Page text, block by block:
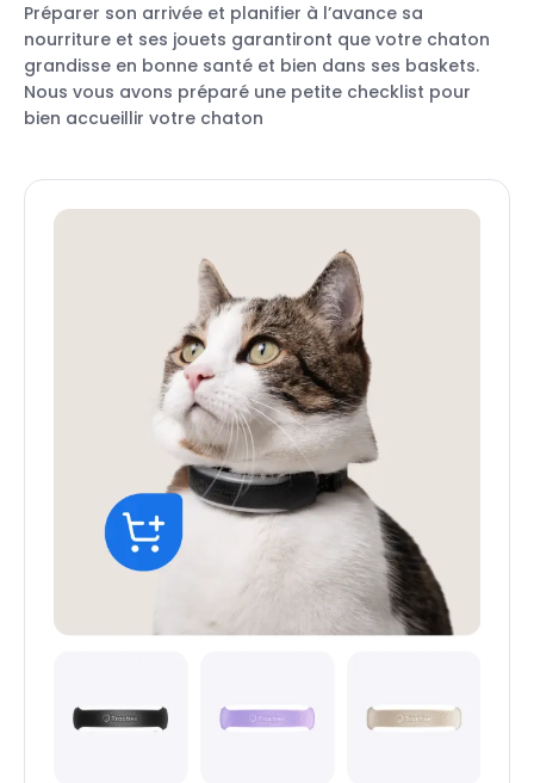
Préparer son arrivée et planifier à l’avance sa
nourriture et ses jouets garantiront que votre chaton
grandisse en bonne santé et bien dans ses baskets.
Nous vous avons préparé une petite checklist pour
bien accueillir votre chaton